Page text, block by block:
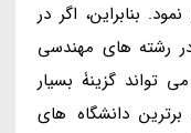
بنابراین، اگر در
رشته های مهندسی
تواند گزینۀ بسیار
دانشگاه های